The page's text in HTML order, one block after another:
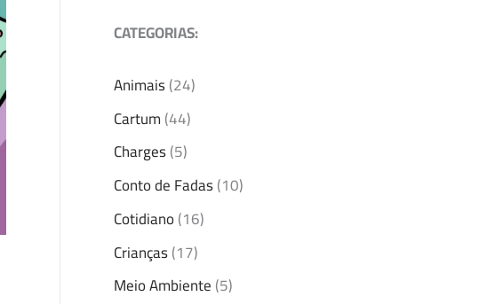
CATEGORIAS:
Animais(24)
Cartum(44)
Charges(5)
Conto de Fadas(10)
Cotidiano(16)
Crianças(17)
Meio Ambiente(5)